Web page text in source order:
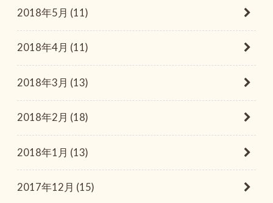
2018年5月 (11)
2018年4月 (11)
2018年3月 (13)
2018年2月 (18)
2018年1月 (13)
2017年12月 (15)